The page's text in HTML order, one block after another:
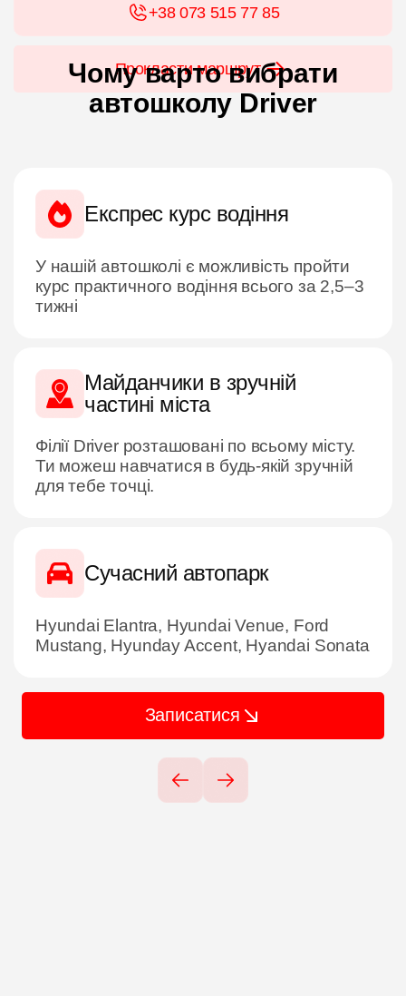
+38 073 515 77 85
Прокласти маршрут
Чому варто вибрати
автошколу Driver
Експрес курс водіння
У нашій автошколі є можливість пройти
курс практичного водіння всього за 2,5–3
тижні
Майданчики в зручній
частині міста
Філії Driver розташовані по всьому місту.
Ти можеш навчатися в будь-якій зручній
для тебе точці.
Сучасний автопарк
Hyundai Elantra, Hyundai Venue, Ford
Mustang, Hyunday Accent, Hyandai Sonata
Записатися